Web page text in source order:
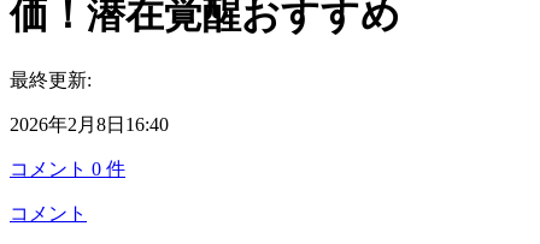
価！潜在覚醒おすすめ
最終更新:
2026年2月8日16:40
コメント 0 件
コメント